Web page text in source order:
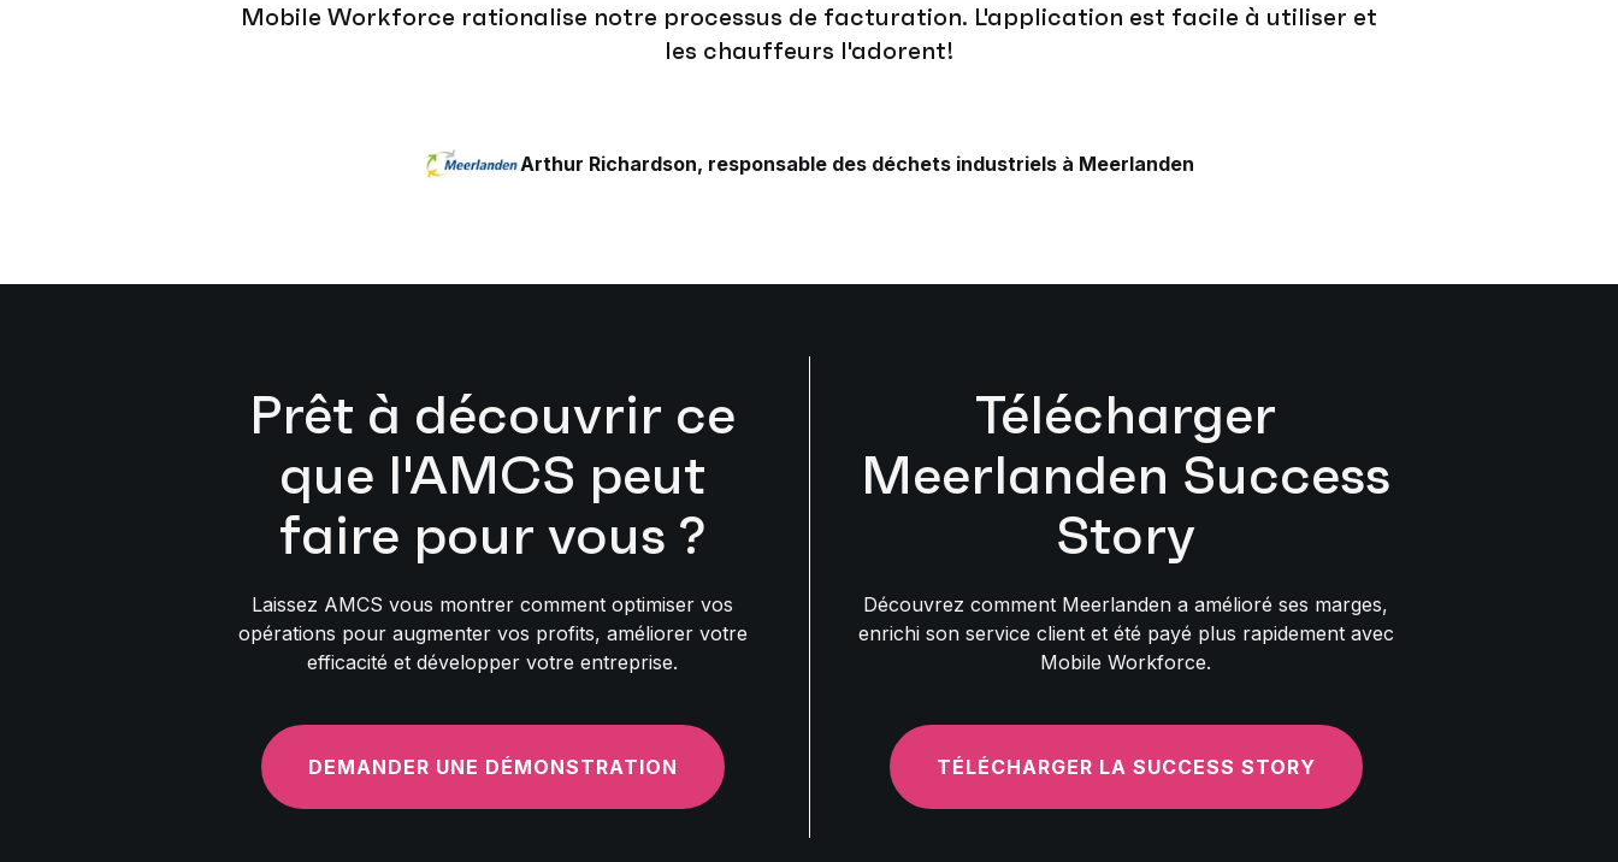
Mobile Workforce rationalise notre processus de facturation. L'application est facile à utiliser et
les chauffeurs l'adorent!
Arthur Richardson, responsable des déchets industriels à Meerlanden
Prêt à découvrir ce
que l'AMCS peut
faire pour vous ?
Laissez AMCS vous montrer comment optimiser vos
opérations pour augmenter vos profits, améliorer votre
efficacité et développer votre entreprise.
DEMANDER UNE DÉMONSTRATION
Télécharger
Meerlanden Success
Story
Découvrez comment Meerlanden a amélioré ses marges,
enrichi son service client et été payé plus rapidement avec
Mobile Workforce.
TÉLÉCHARGER LA SUCCESS STORY